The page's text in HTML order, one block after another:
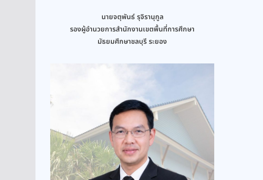
นายจตุพันธ์ รุจิรานุกูล
รองผู้อำนวยการสำนักงานเขตพื้นที่การศึกษา
มัธยมศึกษาชลบุรี ระยอง